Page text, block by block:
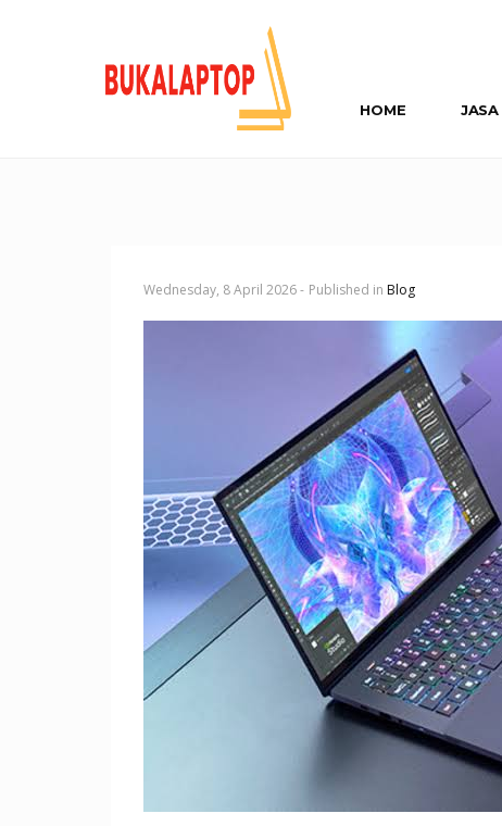
HOME JASA
Wednesday, 8 April 2026 - Published in Blog